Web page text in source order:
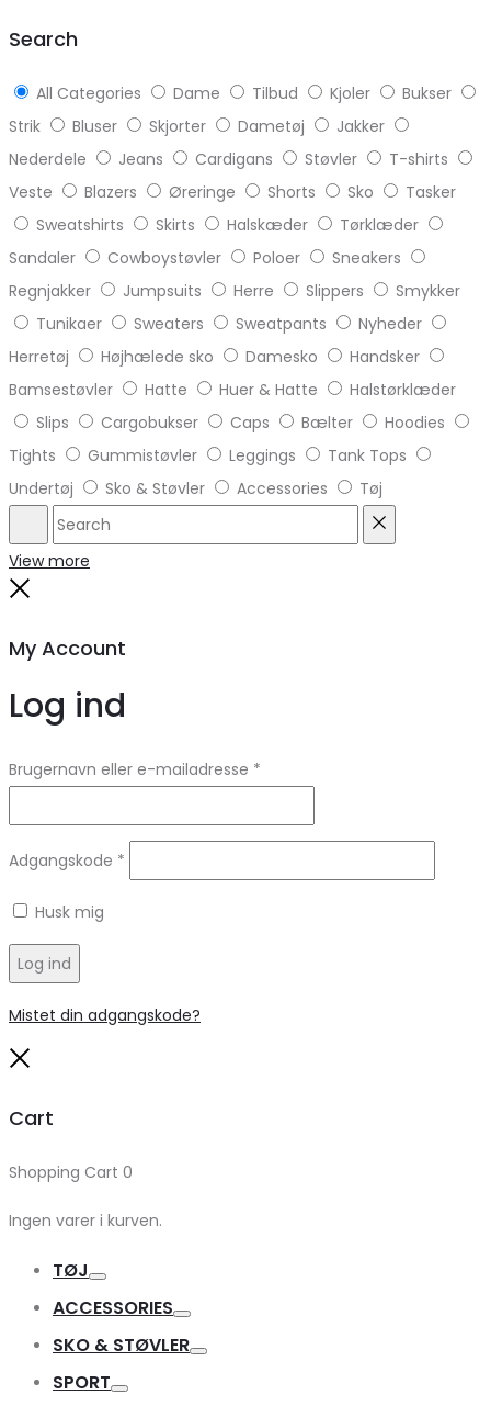
Search
All Categories Dame Tilbud Kjoler
Bukser
Strik
Bluser Skjorter Dametøj
Jakker
Nederdele
Jeans Cardigans Støvler
T-shirts
Veste
Blazers Øreringe Shorts Sko
Tasker
Sweatshirts
Skirts Halskæder
Tørklæder
Sandaler
Cowboystøvler Poloer
Sneakers
Regnjakker
Jumpsuits Herre Slippers
Smykker
Tunikaer
Sweaters Sweatpants
Nyheder
Herretøj
Højhælede sko Damesko
Handsker
Bamsestøvler
Hatte Huer & Hatte
Halstørklæder
Slips
Cargobukser Caps Bælter
Hoodies
Tights
Gummistøvler Leggings
Tank Tops
Undertøj
Sko & Støvler Accessories Tøj
Search
View more
My Account
Log ind
Brugernavn eller e-mailadresse *
Adgangskode *
Husk mig
Log ind
Mistet din adgangskode?
Cart
Shopping Cart 0
Ingen varer i kurven.
TØJ
ACCESSORIES
SKO & STØVLER
SPORT